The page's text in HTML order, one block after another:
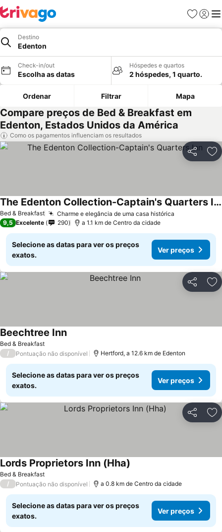
Favoritos
Iniciar
Destino
Edenton
Check-in/out
Escolha as datas
Hóspedes e quartos
2 hóspedes, 1 quarto.
Ordenar Filtrar Mapa
Compare preços de Bed & Breakfast em
Edenton, Estados Unidos da América
Como os pagamentos influenciam os resultados
Partilhar
Bed & Breakfast Charme e elegância de uma casa histórica
The Edenton Collection-Captain's Quarters Inn
9,5 Excelente 290 a 1.1 km de Centro da cidade
Selecione as datas para ver os preços
exatos.
Ver preços
Partilhar
Bed & Breakfast
Beechtree Inn
/ Pontuação não disponível Hertford, a 12.6 km de Edenton
Selecione as datas para ver os preços
exatos.
Ver preços
Partilhar
Bed & Breakfast
Lords Proprietors Inn (Hha)
/ Pontuação não disponível a 0.8 km de Centro da cidade
Selecione as datas para ver os preços
exatos.
Ver preços